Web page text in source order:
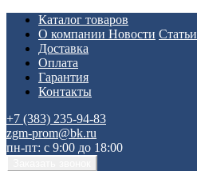
Каталог товаров
О компании Новости Статьи
Доставка
Оплата
Гарантия
Контакты
+7 (383) 235-94-83
zgm-prom@bk.ru
пн-пт: с 9:00 до 18:00